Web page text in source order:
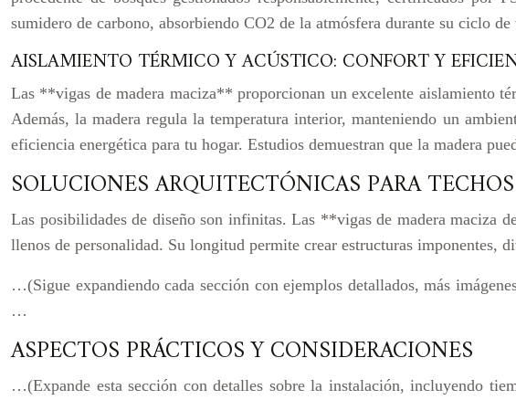
sumidero de carbono, absorbiendo CO2 de la atmósfera durante su ciclo
AISLAMIENTO TÉRMICO Y ACÚSTICO: CONFORT Y
Las **vigas de madera maciza** proporcionan un excelente aislamiento
Además, la madera regula la temperatura interior, manteniendo un
eficiencia energética para tu hogar. Estudios demuestran que la madera
SOLUCIONES ARQUITECTÓNICAS PARA
Las posibilidades de diseño son infinitas. Las **vigas de madera maciza
llenos de personalidad. Su longitud permite crear estructuras imponentes,
…(Sigue expandiendo cada sección con ejemplos detallados, más
…
ASPECTOS PRÁCTICOS Y CONSIDERACIONES
…(Expande esta sección con detalles sobre la instalación, incluyendo